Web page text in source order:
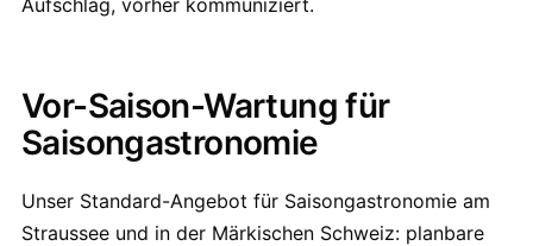
Aufschlag, vorher kommuniziert.
Vor-Saison-Wartung für
Saisongastronomie
Unser Standard-Angebot für Saisongastronomie am
Straussee und in der Märkischen Schweiz: planbare